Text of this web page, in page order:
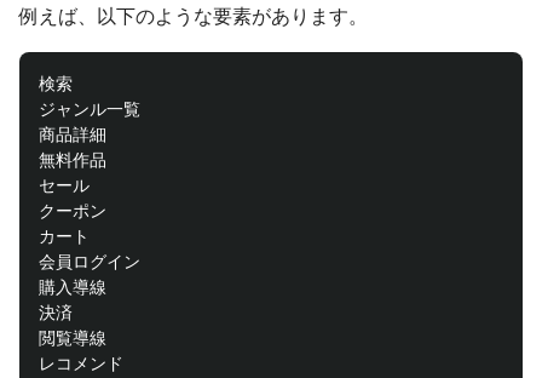
例えば、以下のような要素があります。
検索
ジャンル一覧
商品詳細
無料作品
セール
クーポン
カート
会員ログイン
購入導線
決済
閲覧導線
レコメンド